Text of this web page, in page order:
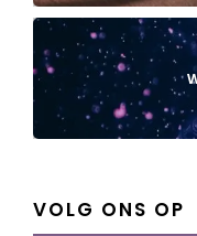
VOLG ONS OP